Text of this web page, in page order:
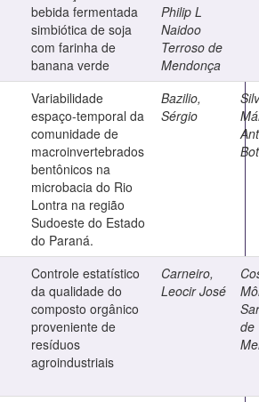
bebida fermentada
simbiótica de soja
com farinha de
banana verde
Philip L
Naidoo
Terroso de
Mendonça
Variabilidade
espaço-temporal da
comunidade de
macroinvertebrados
bentônicos na
microbacia do Rio
Lontra na região
Sudoeste do Estado
do Paraná.
Bazilio,
Sérgio
Controle estatístico
da qualidade do
composto orgânico
proveniente de
resíduos
agroindustriais
Carneiro,
Leocir José
de